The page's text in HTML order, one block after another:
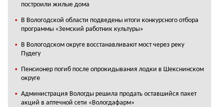
построили жилые дома
В Вологодской области подведены итоги конкурсного отбора
программы «Земский работник культуры»
В Вологодском округе восстанавливают мост через реку
Пудегу
Пенсионер погиб после опрокидывания лодки в Шекснинском
округе
Администрация Вологды решила продать оставшийся пакет
акций в аптечной сети «Вологдафарм»